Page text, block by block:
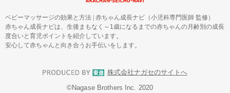
ベビーマッサージの効果と方法 | 赤ちゃん成長ナビ（小児科専門医師 監修）
赤ちゃん成長ナビは、生後まもなく～1歳になるまでの赤ちゃんの月齢別の成長
度合いと育児ポイントを紹介しています。
安心して赤ちゃんと向き合うお手伝いをします。
株式会社ナガセのサイトへ
©︎Nagase Brothers Inc. 2020